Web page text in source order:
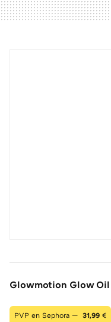
Glowmotion Glow Oil
PVP en Sephora — 31,99 €